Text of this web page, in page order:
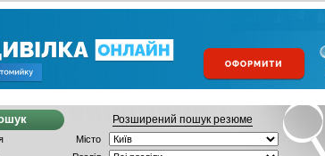
пошук Розширений пошук резюме
Місто